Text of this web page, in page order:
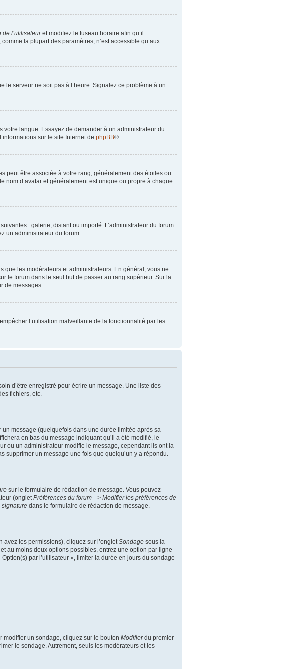
de l’utilisateuret modifiez le fuseau horaire afin qu’il
la plupart des paramètres, n’est accessible qu’aux
le serveur ne soit pas à l’heure. Signalez ce problème à un
votre langue. Essayez de demander à un administrateur du
sur le site Internet de phpBB®.
peut être associée à votre rang, généralement des étoiles ou
nom d’avatar et généralement est unique ou propre à chaque
: galerie, distant ou importé. L’administrateur du forum
un administrateur du forum.
que les modérateurs et administrateurs. En général, vous ne
le forum dans le seul but de passer au rang supérieur. Sur la
de messages.
l’utilisation malveillante de la fonctionnalité par les
d’être enregistré pour écrire un message. Une liste des
fichiers, etc.
message (quelquefois dans une durée limitée après sa
en bas du message indiquant qu’il a été modifié, le
ou un administrateur modifie le message, cependant ils ont la
supprimer un message une fois que quelqu’un y a répondu.
sur le formulaire de rédaction de message. Vous pouvez
(ongletPréférences du forum --> Modifier les préférences de
signature dans le formulaire de rédaction de message.
avez les permissions), cliquez sur l’ongletSondage sous la
au moins deux options possibles, entrez une option par ligne
par l’utilisateur », limiter la durée en jours du sondage
modifier un sondage, cliquez sur le bouton Modifierdu premier
le sondage. Autrement, seuls les modérateurs et les